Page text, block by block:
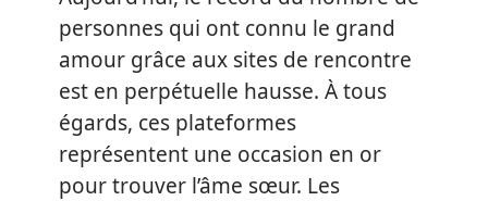
personnes qui ont connu le grand
amour grâce aux sites de rencontre
est en perpétuelle hausse. À tous
égards, ces plateformes
représentent une occasion en or
pour trouver l’âme sœur. Les